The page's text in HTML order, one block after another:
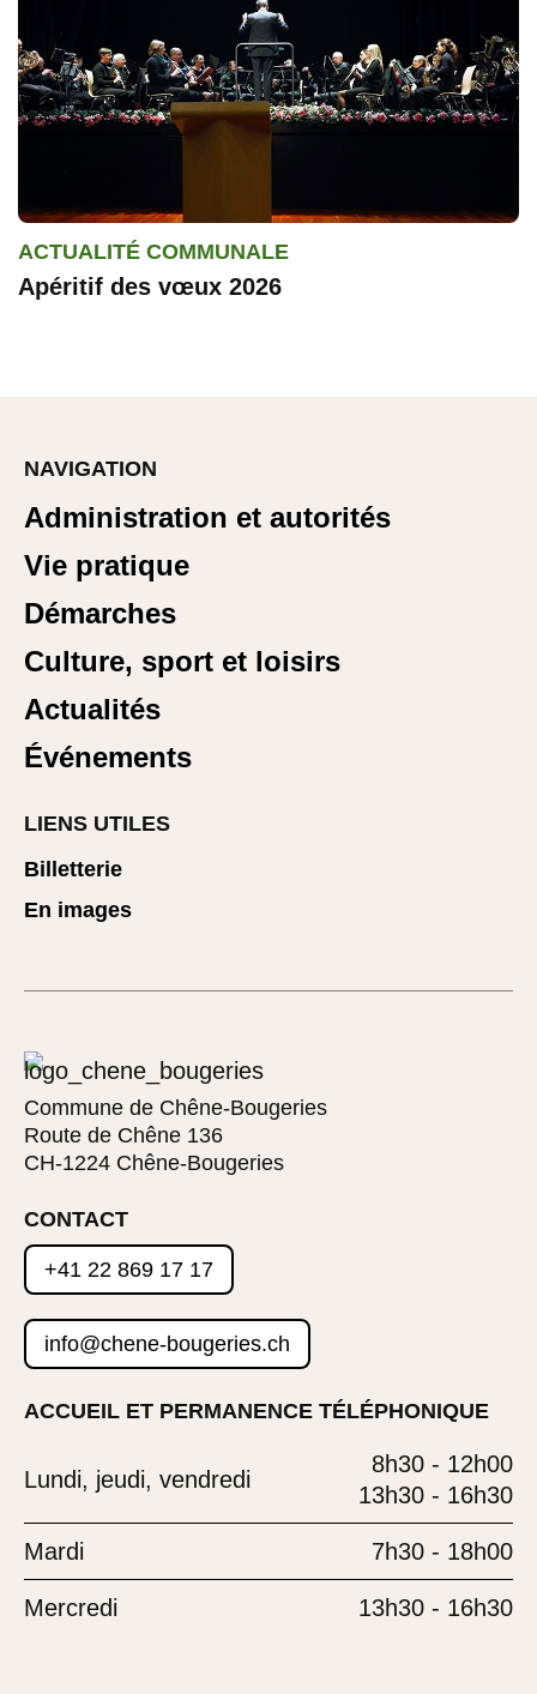
ACTUALITÉ COMMUNALE
Apéritif des vœux 2026
NAVIGATION
Administration et autorités
Vie pratique
Démarches
Culture, sport et loisirs
Actualités
Événements
LIENS UTILES
Billetterie
En images
Commune de Chêne-Bougeries
Route de Chêne 136
CH-1224 Chêne-Bougeries
CONTACT
+41 22 869 17 17
info@chene-bougeries.ch
ACCUEIL ET PERMANENCE TÉLÉPHONIQUE
Lundi, jeudi, vendredi
8h30 - 12h00
13h30 - 16h30
Mardi 7h30 - 18h00
Mercredi 13h30 - 16h30